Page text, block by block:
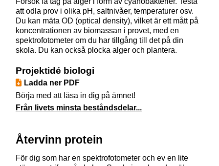
att odla prov i olika pH, saltnivåer, temperaturer osv.
Du kan mäta OD (optical density), vilket är ett mått på
koncentrationen av biomassan i provet, med en
spektrofotometer om du har tillgång till det på din
skola. Du kan också plocka alger och plantera.
Projektidé biologi
Ladda ner PDF
Börja med att läsa in dig på ämnet!
Från livets minsta beståndsdelar...
Återvinn protein
För dig som har en spektrofotometer och ev en lite